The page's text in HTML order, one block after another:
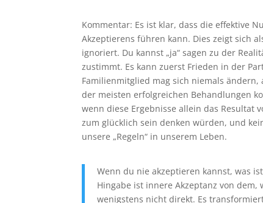
Kommentar: Es ist klar, dass die effektive
Akzeptierens führen kann. Dies zeigt sich
ignoriert. Du kannst „ja“ sagen zu der
zustimmt. Es kann zuerst Frieden in der
Familienmitglied mag sich niemals
der meisten erfolgreichen Behandlungen
wenn diese Ergebnisse allein das Resultat
zum glücklich sein denken würden, und
unsere „Regeln“ in unserem Leben.
Wenn du nie akzeptieren kannst, was
Hingabe ist innere Akzeptanz von
wenigstens nicht direkt. Es